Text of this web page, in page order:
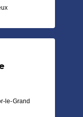
le-Grand